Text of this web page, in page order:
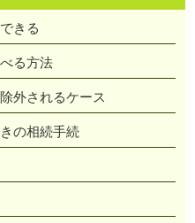
きる
る方法
外されるケース
の相続手続